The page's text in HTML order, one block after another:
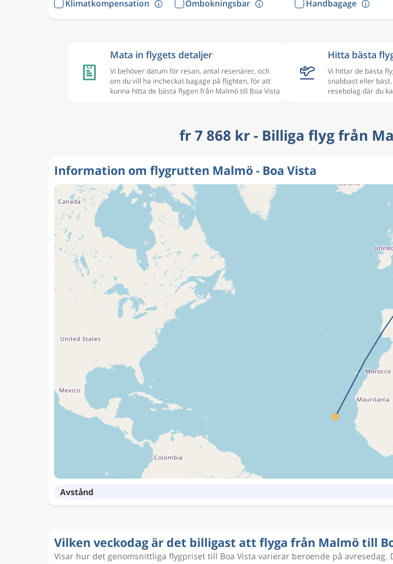
Klimatkompensation
Ombokningsbar Handbagage
Mata in flygets detaljer
Vi behöver datum för resan, antal resenärer, och
om du vill ha incheckat bagage på flighten, för att
kunna hitta de bästa flygen från Malmö till Boa Vista
Hitta bästa
Vi hittar de bästa
snabbast eller
resebolag där du
fr 7 868 kr - Billiga flyg från
Information om flygrutten Malmö - Boa Vista
Avstånd
Vilken veckodag är det billigast att flyga från Malmö till
Visar hur det genomsnittliga flygpriset till Boa Vista varierar beroende på avresedag.